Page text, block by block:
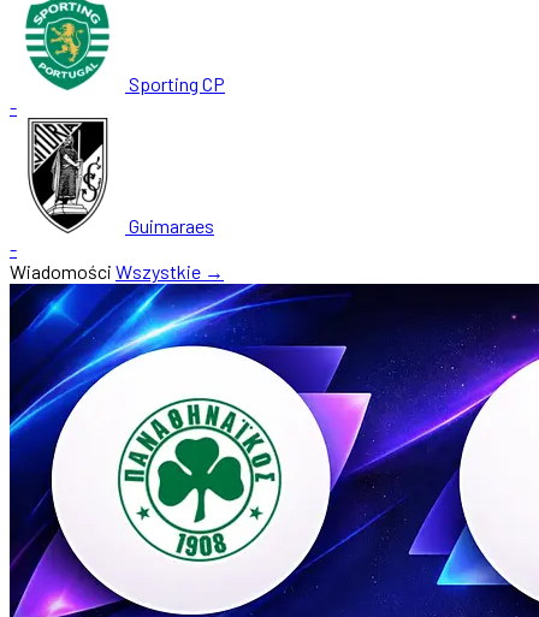
Sporting CP
-
Guimaraes
-
Wiadomości Wszystkie →